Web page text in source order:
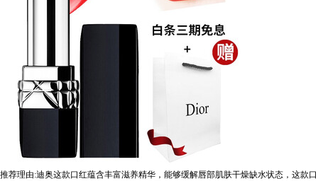
推荐理由:迪奥这款口红蕴含丰富滋养精华，能够缓解唇部肌肤干燥缺水状态，这款口